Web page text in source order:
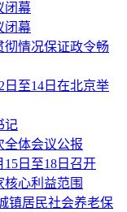
闭幕
闭幕
彻情况保证政令畅
日至14日在北京举
记
全体会议公报
日至18日召开
心利益范围
镇居民社会养老保